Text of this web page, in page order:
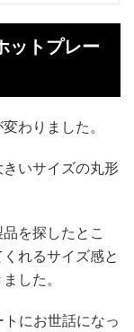
ットプレー
わりました。
いサイズの丸形
を探したとこ
れるサイズ感と
した。
にお世話になっ